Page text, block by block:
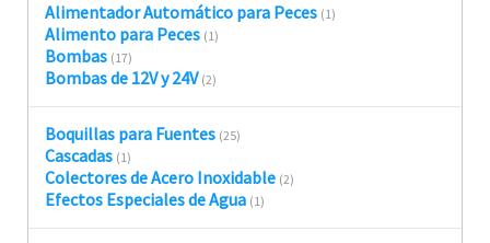
Alimentador Automático para Peces (1)
Alimento para Peces (1)
Bombas (17)
Bombas de 12V y 24V (2)
Boquillas para Fuentes (25)
Cascadas (1)
Colectores de Acero Inoxidable (2)
Efectos Especiales de Agua (1)